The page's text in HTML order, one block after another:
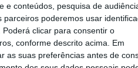
e conteúdos, pesquisa de
poderemos usar
clicar para consentir o
conforme descrito acima. Em
as suas preferências antes de